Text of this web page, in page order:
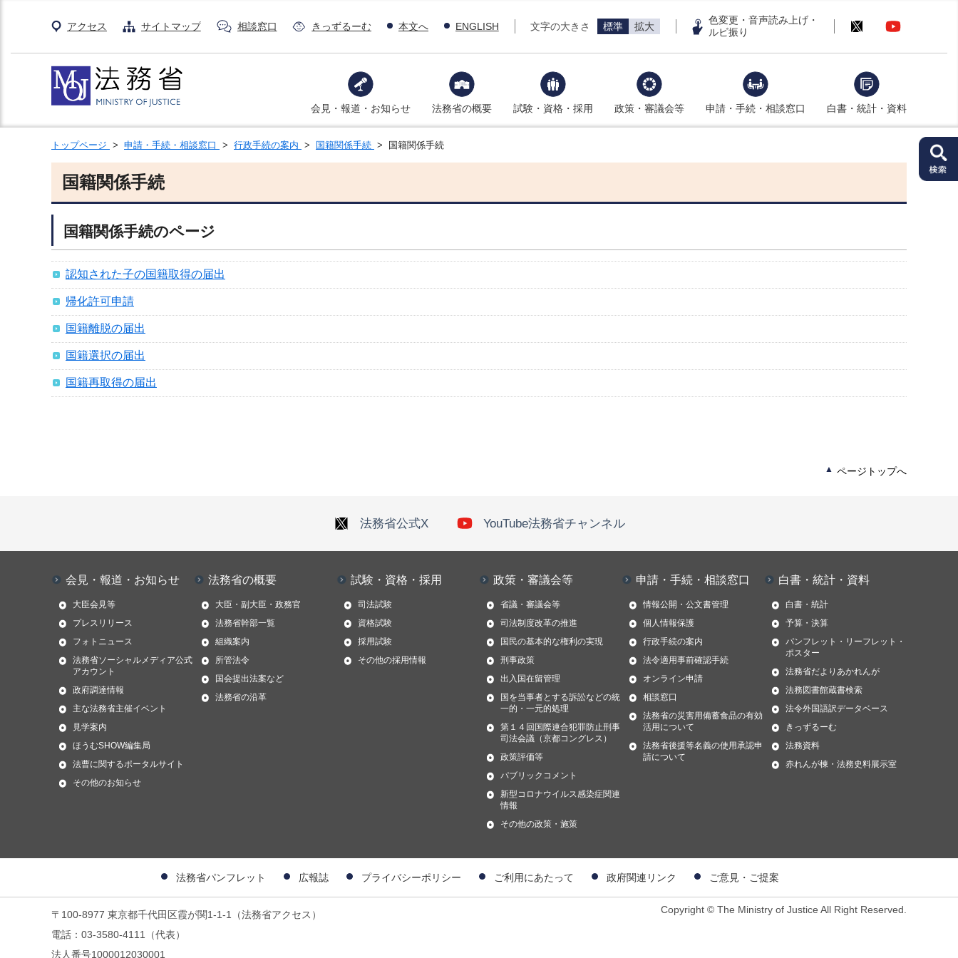
アクセス サイトマップ 相談窓口 きっずるーむ 本文へ ENGLISH 文字の大きさ 標準 拡大
色変更・音声読み上げ・
ルビ振り
会見・報道・お知らせ 法務省の概要 試験・資格・採用 政策・審議会等 申請・手続・相談窓口 白書・統計・資料
トップページ > 申請・手続・相談窓口 > 行政手続の案内 > 国籍関係手続 > 国籍関係手続
国籍関係手続
国籍関係手続のページ
認知された子の国籍取得の届出
帰化許可申請
国籍離脱の届出
国籍選択の届出
国籍再取得の届出
ページトップへ
法務省公式X YouTube法務省チャンネル
会見・報道・お知らせ
大臣会見等
プレスリリース
フォトニュース
法務省ソーシャルメディア公式
アカウント
政府調達情報
主な法務省主催イベント
見学案内
ほうむSHOW編集局
法曹に関するポータルサイト
その他のお知らせ
法務省の概要
大臣・副大臣・政務官
法務省幹部一覧
組織案内
所管法令
国会提出法案など
法務省の沿革
試験・資格・採用
司法試験
資格試験
採用試験
その他の採用情報
政策・審議会等
省議・審議会等
司法制度改革の推進
国民の基本的な権利の実現
刑事政策
出入国在留管理
国を当事者とする訴訟などの統
一的・一元的処理
第１４回国際連合犯罪防止刑事
司法会議（京都コングレス）
政策評価等
パブリックコメント
新型コロナウイルス感染症関連
情報
その他の政策・施策
申請・手続・相談窓口
情報公開・公文書管理
個人情報保護
行政手続の案内
法令適用事前確認手続
オンライン申請
相談窓口
法務省の災害用備蓄食品の有効
活用について
法務省後援等名義の使用承認申
請について
白書・統計・資料
白書・統計
予算・決算
パンフレット・リーフレット・
ポスター
法務省だよりあかれんが
法務図書館蔵書検索
法令外国語訳データベース
きっずるーむ
法務資料
赤れんが棟・法務史料展示室
法務省パンフレット 広報誌 プライバシーポリシー ご利用にあたって 政府関連リンク ご意見・ご提案
〒100-8977 東京都千代田区霞が関1-1-1（法務省アクセス）
電話：03-3580-4111（代表）
法人番号1000012030001
Copyright © The Ministry of Justice All Right Reserved.